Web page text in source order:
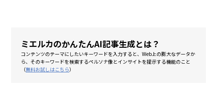
ミエルカのかんたんAI記事生成とは？
コンテンツのテーマにしたいキーワードを入力すると、Web上の膨大なデータか
ら、そのキーワードを検索するペルソナ像とインサイトを提示する機能のこと
（無料お試しはこちら）